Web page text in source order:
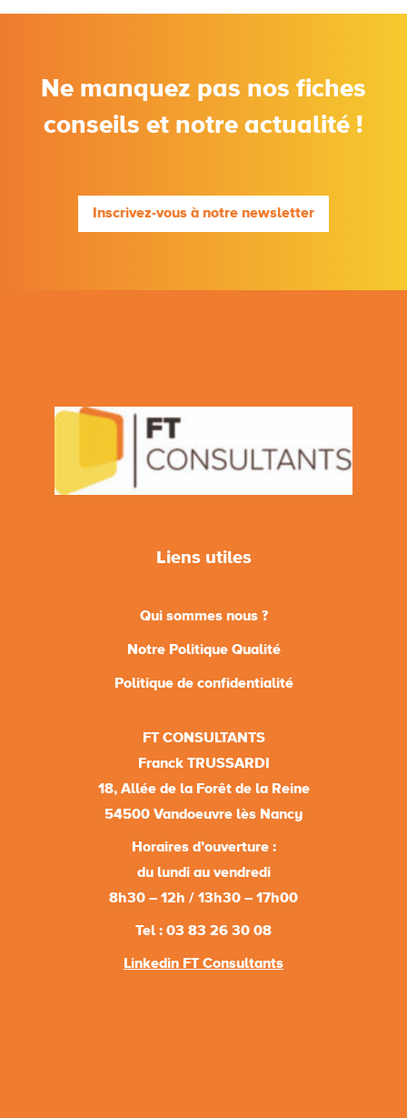
Ne manquez pas nos fiches
conseils et notre actualité !
Inscrivez-vous à notre newsletter
Liens utiles
Qui sommes nous ?
Notre Politique Qualité
Politique de confidentialité
FT CONSULTANTS
Franck TRUSSARDI
18, Allée de la Forêt de la Reine
54500 Vandoeuvre lès Nancy
Horaires d’ouverture :
du lundi au vendredi
8h30 – 12h / 13h30 – 17h00
Tel : 03 83 26 30 08
Linkedin FT Consultants